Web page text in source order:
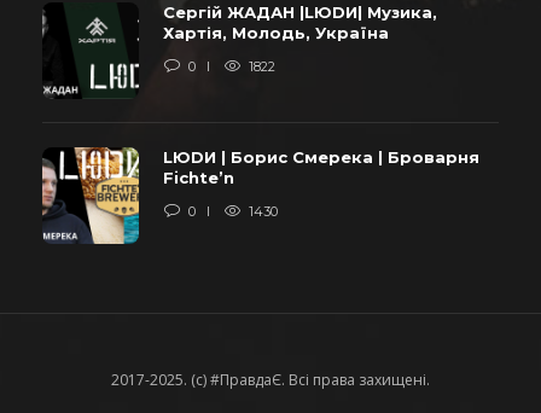
Сергій ЖАДАН |LЮDИ| Музика,
Хартія, Молодь, Україна
0 1822
LЮDИ | Борис Смерека | Броварня
Fichte’n
0 1430
2017-2025. (c) #ПравдаЄ. Всі права захищені.